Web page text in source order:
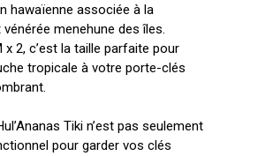
hawaïenne associée à la
menehune des îles.
x 2, c’est la taille parfaite pour
tropicale à votre porte-clés
Tiki n’est pas seulement
pour garder vos clés